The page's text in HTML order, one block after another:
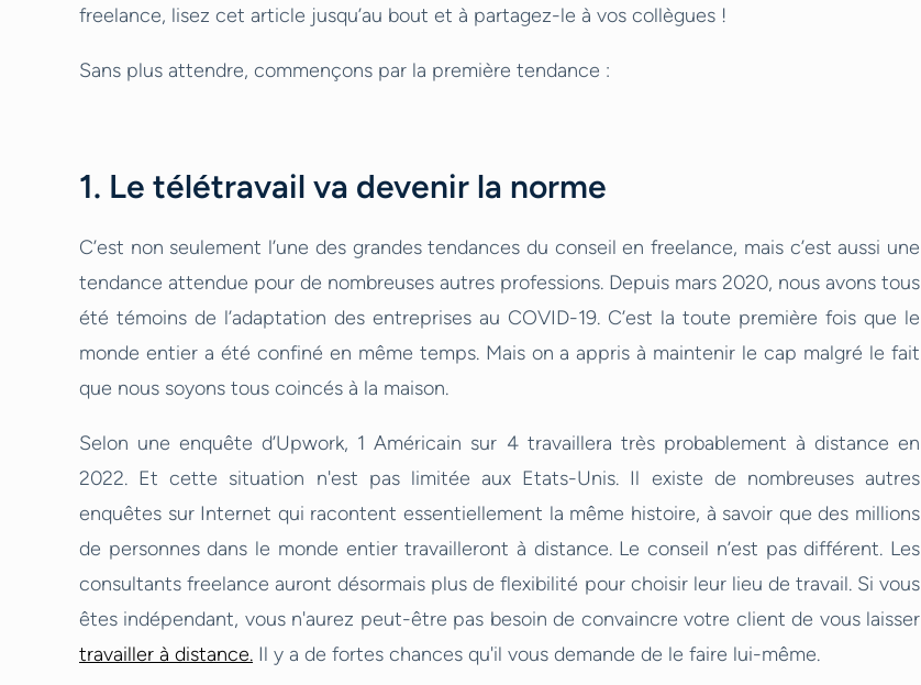
freelance, lisez cet article jusqu’au bout et à partagez-le à vos collègues !
Sans plus attendre, commençons par la première tendance :
1. Le télétravail va devenir la norme
C’est non seulement l’une des grandes tendances du conseil en freelance, mais c’est aussi une
tendance attendue pour de nombreuses autres professions. Depuis mars 2020, nous avons tous
été témoins de l’adaptation des entreprises au COVID-19. C’est la toute première fois que le
monde entier a été confiné en même temps. Mais on a appris à maintenir le cap malgré le fait
que nous soyons tous coincés à la maison.
Selon une enquête d’Upwork, 1 Américain sur 4 travaillera très probablement à distance en
2022. Et cette situation n'est pas limitée aux Etats-Unis. Il existe de nombreuses autres
enquêtes sur Internet qui racontent essentiellement la même histoire, à savoir que des millions
de personnes dans le monde entier travailleront à distance. Le conseil n’est pas différent. Les
consultants freelance auront désormais plus de flexibilité pour choisir leur lieu de travail. Si vous
êtes indépendant, vous n'aurez peut-être pas besoin de convaincre votre client de vous laisser
travailler à distance. Il y a de fortes chances qu'il vous demande de le faire lui-même.